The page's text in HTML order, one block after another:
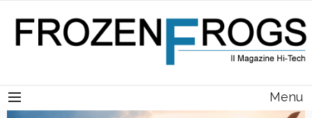
Menu